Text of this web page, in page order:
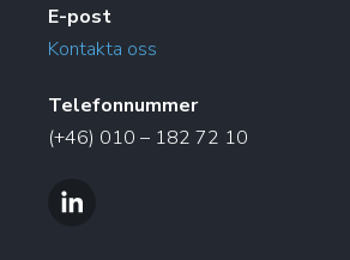
E-post
Kontakta oss
Telefonnummer
(+46) 010 – 182 72 10